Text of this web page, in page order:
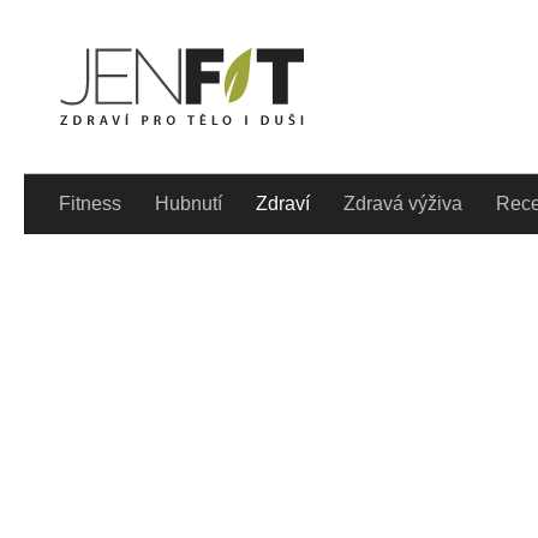
Fitness Hubnutí Zdraví Zdravá výživa